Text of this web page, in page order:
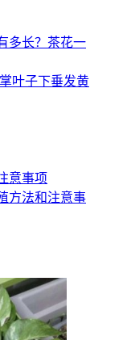
多长？茶花一
叶子下垂发黄
意事项
方法和注意事